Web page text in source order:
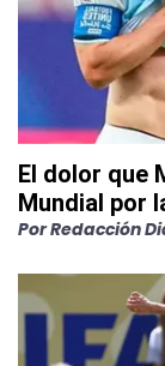
El dolor que
Mundial por
PorRedacción